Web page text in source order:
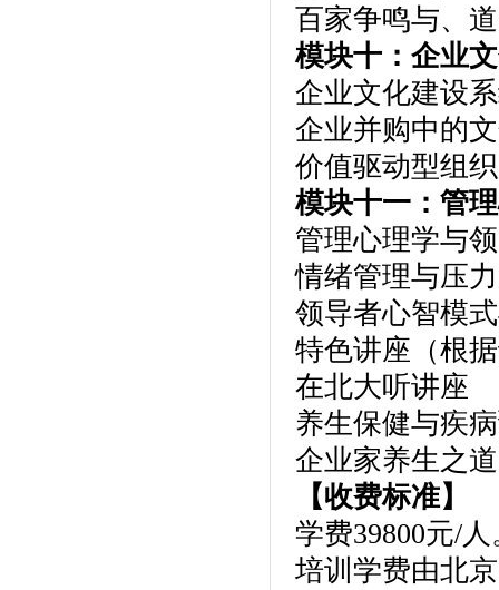
百家争鸣与、
模块十：企业
企业文化建设
企业并购中的
价值驱动型组
模块十一：管
管理心理学与
情绪管理与压
领导者心智模
特色讲座（根
在北大听讲座
养生保健与疾
企业家养生之道
【收费标准】
学费39800元/
培训学费由北